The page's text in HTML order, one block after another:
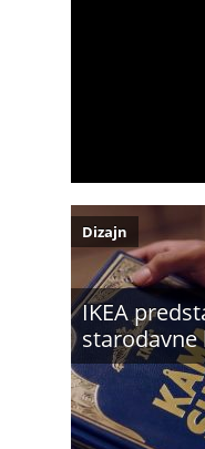
IKEA
starodavne
Dizajn